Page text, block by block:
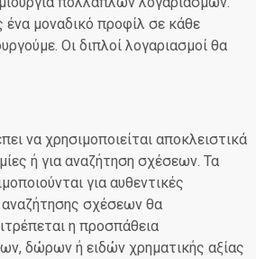
ένα μοναδικό προφίλ σε κάθε
Οι διπλοί λογαριασμοί θα
να χρησιμοποιείται αποκλειστικά
ή για αναζήτηση σχέσεων. Τα
για αυθεντικές
σχέσεων θα
η προσπάθεια
δώρων ή ειδών χρηματικής αξίας